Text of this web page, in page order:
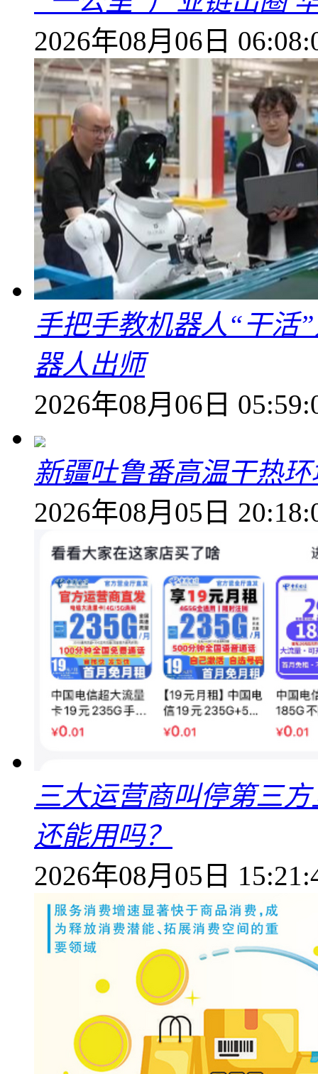
2026年08月06日
手把手教机器人“干活
器人出师
2026年08月06日
新疆吐鲁番高温干热
2026年08月05日
三大运营商叫停第三
还能用吗？
2026年08月05日